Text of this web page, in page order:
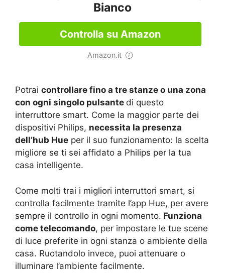
Bianco
Controlla su Amazon
Amazon.it
Potrai controllare fino a tre stanze o una zona
con ogni singolo pulsante di questo
interruttore smart. Come la maggior parte dei
dispositivi Philips, necessita la presenza
dell’hub Hue per il suo funzionamento: la scelta
migliore se ti sei affidato a Philips per la tua
casa intelligente.
Come molti trai i migliori interruttori smart, si
controlla facilmente tramite l’app Hue, per avere
sempre il controllo in ogni momento. Funziona
come telecomando, per impostare le tue scene
di luce preferite in ogni stanza o ambiente della
casa. Ruotandolo invece, puoi attenuare o
illuminare l’ambiente facilmente.